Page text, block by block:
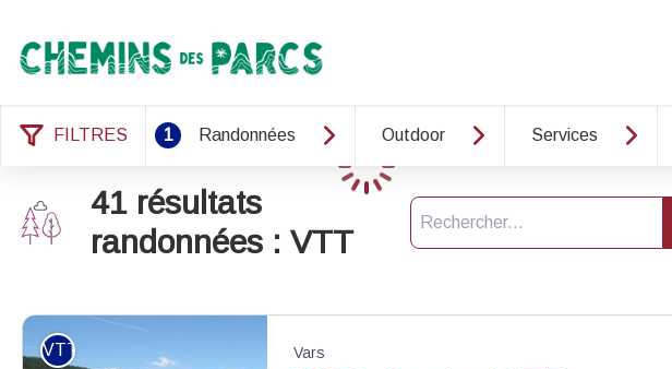
Chemins des Parcs
FILTRES 1 Randonnées Outdoor Services
41 résultats
randonnées : VTT
Recherche
VTT Vars
Chargement